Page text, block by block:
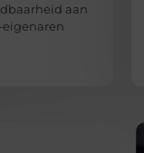
aan
eigenaren